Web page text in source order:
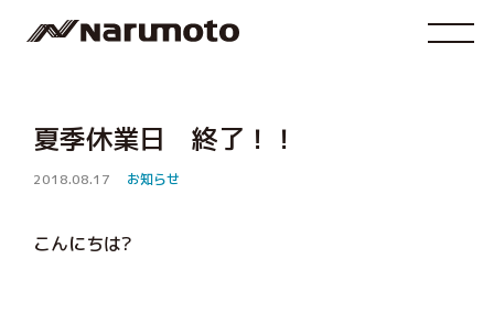
夏季休業日 終了！！
2018.08.17 お知らせ
こんにちは?